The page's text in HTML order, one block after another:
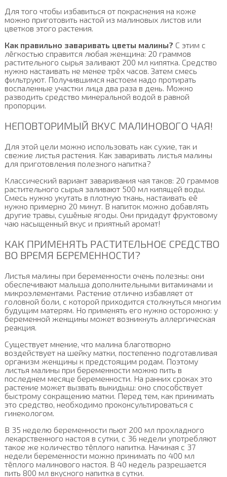
Для того чтобы избавиться от покраснения на коже
можно приготовить настой из малиновых листов или
цветков этого растения.
Как правильно заваривать цветы малины? С этим с
лёгкостью справится любая женщина: 20 граммов
растительного сырья заливают 200 мл кипятка. Средство
нужно настаивать не менее трёх часов. Затем смесь
фильтруют. Получившимся настоем надо протирать
воспаленные участки лица два раза в день. Можно
разводить средство минеральной водой в равной
пропорции.
НЕПОВТОРИМЫЙ ВКУС МАЛИНОВОГО ЧАЯ!
Для этой цели можно использовать как сухие, так и
свежие листья растения. Как заваривать листья малины
для приготовления полезного напитка?
Классический вариант заваривания чая таков: 20 граммов
растительного сырья заливают 500 мл кипящей воды.
Смесь нужно укутать в плотную ткань, настаивать её
нужно примерно 20 минут. В напиток можно добавлять
другие травы, сушёные ягоды. Они придадут фруктовому
чаю насыщенный вкус и приятный аромат!
КАК ПРИМЕНЯТЬ РАСТИТЕЛЬНОЕ СРЕДСТВО
ВО ВРЕМЯ БЕРЕМЕННОСТИ?
Листья малины при беременности очень полезны: они
обеспечивают малыша дополнительными витаминами и
микроэлементами. Растение отлично избавляет от
головной боли, с которой приходится столкнуться многим
будущим матерям. Но применять его нужно осторожно: у
беременной женщины может возникнуть аллергическая
реакция.
Существует мнение, что малина благотворно
воздействует на шейку матки, постепенно подготавливая
организм женщины к предстоящим родам. Поэтому
листья малины при беременности можно пить в
последнем месяце беременности. На ранних сроках это
растение может вызвать выкидыш: оно способствует
быстрому сокращению матки. Перед тем, как принимать
это средство, необходимо проконсультироваться с
гинекологом.
В 35 неделю беременности пьют 200 мл прохладного
лекарственного настоя в сутки, с 36 недели употребляют
такое же количество тёплого напитка. Начиная с 37
недели беременности можно принимать по 400 мл
тёплого малинового настоя. В 40 недель разрешается
пить 800 мл вкусного напитка в сутки.